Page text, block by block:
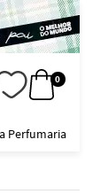
0
Perfumaria